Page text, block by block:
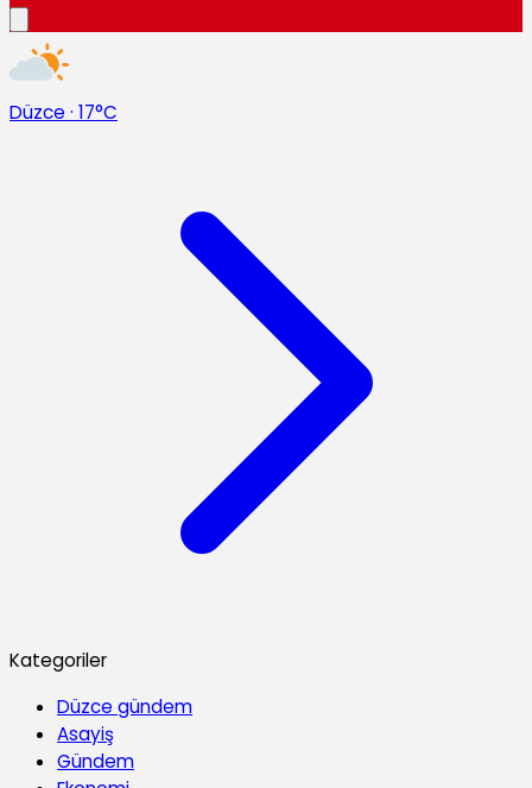
Düzce · 17°C
Kategoriler
Düzce gündem
Asayiş
Gündem